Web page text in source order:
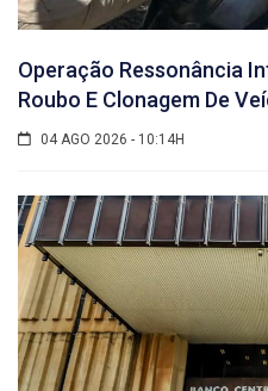
Operação Ressonância
Roubo E Clonagem De
04 AGO 2026 - 10:14H